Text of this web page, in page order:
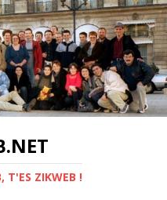
T'ES ZIKWEB !